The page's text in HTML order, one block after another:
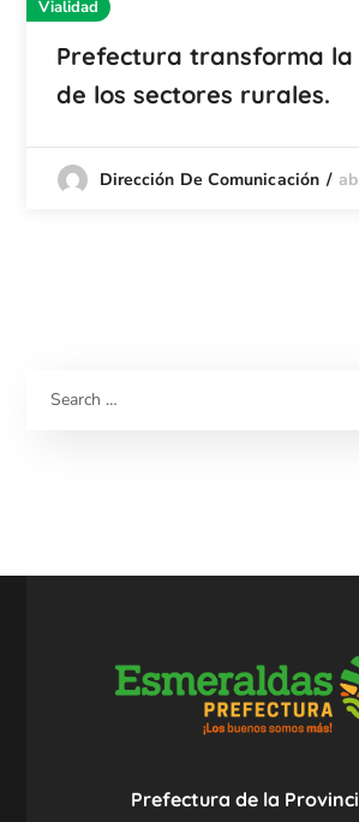
Vialidad
Prefectura transforma
de los sectores rurales.
Dirección De Comunicación
Prefectura de la